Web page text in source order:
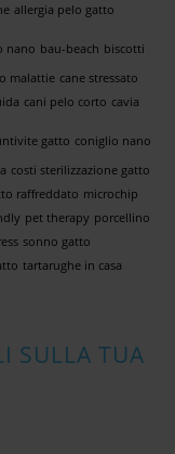
allergia pelo gatto
nano bau-beach biscotti
malattie cane stressato
cani pelo corto cavia
gatto coniglio nano
costi sterilizzazione gatto
raffreddato microchip
pet therapy porcellino
sonno gatto
tartarughe in casa
SULLA TUA